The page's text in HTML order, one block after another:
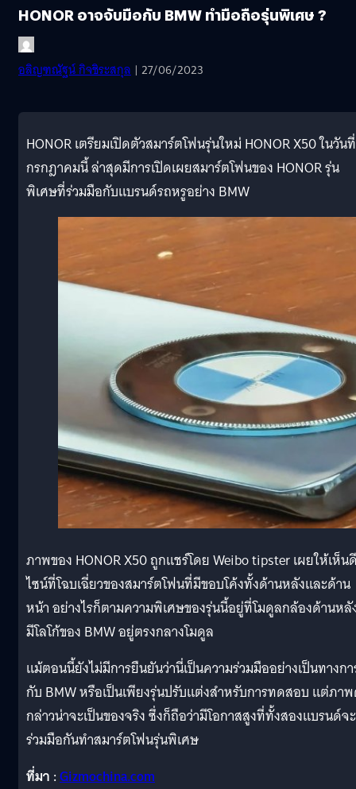
HONOR อาจจับมือกับ BMW ทำมือถือรุ่นพิเศษ ?
อลิญฑณัฐน์ กิจชิระสกุล | 27/06/2023
HONOR เตรียมเปิดตัวสมาร์ตโฟนรุ่นใหม่ HONOR X50 ในวัน
กรกฎาคมนี้ ล่าสุดมีการเปิดเผยสมาร์ตโฟนของ HONOR รุ่น
พิเศษที่ร่วมมือกับแบรนด์รถหรูอย่าง BMW
ภาพของ HONOR X50 ถูกแชร์โดย Weibo tipster เผยให้เห็น
ไซน์ที่โฉบเฉี่ยวของสมาร์ตโฟนที่มีขอบโค้งทั้งด้านหลังและด้าน
หน้า อย่างไรก็ตามความพิเศษของรุ่นนี้อยู่ที่โมดูลกล้องด้านห
มีโลโก้ของ BMW อยู่ตรงกลางโมดูล
แม้ตอนนี้ยังไม่มีการยืนยันว่านี่เป็นความร่วมมืออย่างเป็นทางก
กับ BMW หรือเป็นเพียงรุ่นปรับแต่งสำหรับการทดสอบ แต่ภา
กล่าวน่าจะเป็นของจริง ซึ่งก็ถือว่ามีโอกาสสูงที่ทั้งสองแบรนด์จะ
ร่วมมือกันทำสมาร์ตโฟนรุ่นพิเศษ
ที่มา :Gizmochina.com